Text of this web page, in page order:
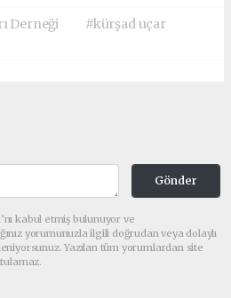
Derneği
#kürşad uçar
Gönder
kabul etmiş bulunuyor ve
yorumunuzla ilgili doğrudan veya dolaylı
Yazılan tüm yorumlardan site